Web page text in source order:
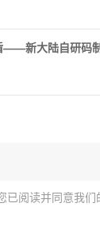
——新大陆自研码
已阅读并同意我们